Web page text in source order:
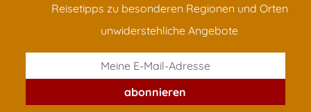
Reisetipps zu besonderen Regionen und Orten
unwiderstehliche Angebote
abonnieren